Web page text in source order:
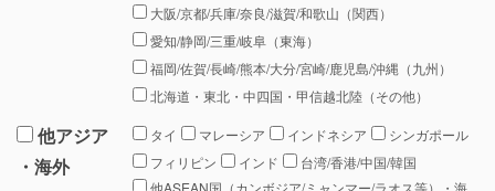
大阪/京都/兵庫/奈良/滋賀/和歌山（関西）
愛知/静岡/三重/岐阜（東海）
福岡/佐賀/長崎/熊本/大分/宮崎/鹿児島/沖縄（九州）
北海道・東北・中四国・甲信越北陸（その他）
他アジア
・海外
タイ マレーシア インドネシア
シンガポール
フィリピン
インド
台湾/香港/中国/韓国
他ASEAN国（カンボジア/ミャンマー/ラオス等）・海